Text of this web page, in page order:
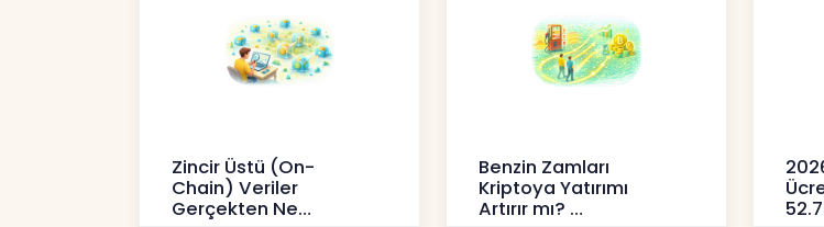
Zincir Üstü (On-
Chain) Veriler
Gerçekten Ne
Benzin Zamları
Kriptoya Yatırımı
Artırır mı?